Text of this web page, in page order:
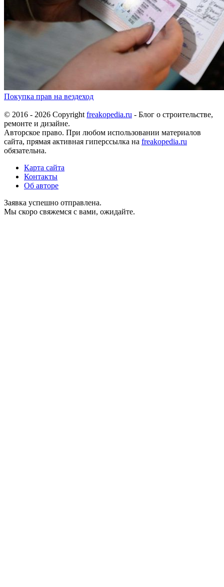
Покупка прав на вездеход
© 2016 - 2026 Copyright freakopedia.ru - Блог о строительстве,
ремонте и дизайне.
Авторское право. При любом использовании материалов
сайта, прямая активная гиперссылка на freakopedia.ru
обязательна.
Карта сайта
Контакты
Об авторе
Заявка успешно отправлена.
Мы скоро свяжемся с вами, ожидайте.